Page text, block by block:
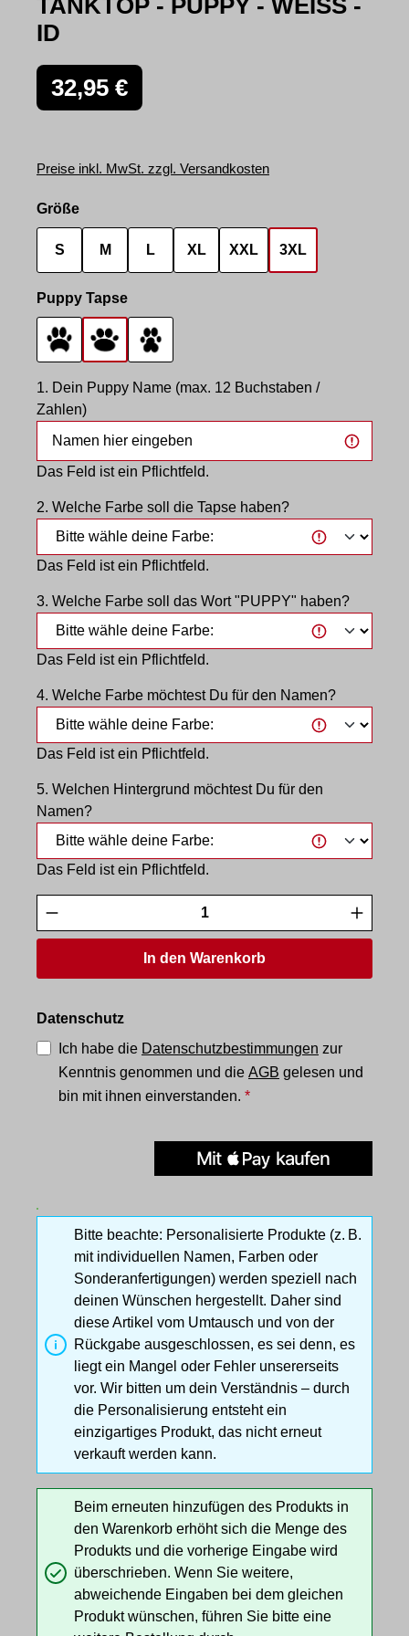
TANKTOP - PUPPY - WEISS -
ID
Regulärer Preis:
32,95 €
Preise inkl. MwSt. zzgl. Versandkosten
Größeauswählen
S M L XL XXL 3XL
Puppy Tapseauswählen
Tapse 1Tapse 2Tapse 3
1. Dein Puppy Name (max. 12 Buchstaben /
Zahlen)
Das Feld ist ein Pflichtfeld.
2. Welche Farbe soll die Tapse haben?
Das Feld ist ein Pflichtfeld.
3. Welche Farbe soll das Wort "PUPPY" haben?
Das Feld ist ein Pflichtfeld.
4. Welche Farbe möchtest Du für den Namen?
Das Feld ist ein Pflichtfeld.
5. Welchen Hintergrund möchtest Du für den
Namen?
Das Feld ist ein Pflichtfeld.
Produkt Anzahl: Gib den gewünschten
In den Warenkorb
Datenschutz
Ich habe die Datenschutzbestimmungen zur
Kenntnis genommen und die AGB gelesen und
bin mit ihnen einverstanden. *
Bitte beachte: Personalisierte Produkte (z. B.
mit individuellen Namen, Farben oder
Sonderanfertigungen) werden speziell nach
deinen Wünschen hergestellt. Daher sind
diese Artikel vom Umtausch und von der
Rückgabe ausgeschlossen, es sei denn, es
liegt ein Mangel oder Fehler unsererseits
vor. Wir bitten um dein Verständnis – durch
die Personalisierung entsteht ein
einzigartiges Produkt, das nicht erneut
verkauft werden kann.
Beim erneuten hinzufügen des Produkts in
den Warenkorb erhöht sich die Menge des
Produkts und die vorherige Eingabe wird
überschrieben. Wenn Sie weitere,
abweichende Eingaben bei dem gleichen
Produkt wünschen, führen Sie bitte eine